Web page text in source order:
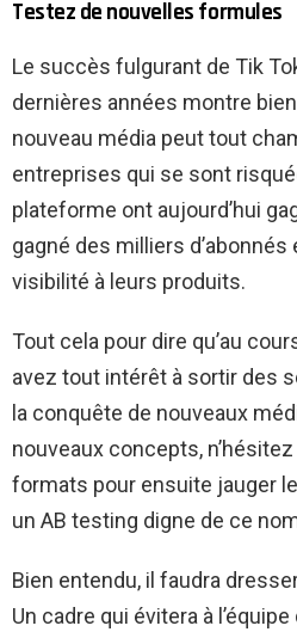
Testez de nouvelles formules
Le succès fulgurant de Tik
dernières années montre bien
nouveau média peut tout
entreprises qui se sont
plateforme ont aujourd’hui
gagné des milliers
visibilité à leurs produits.
Tout cela pour dire qu’au
avez tout intérêt à sortir des
la conquête de nouveaux
nouveaux concepts,
formats pour ensuite jauger
un AB testing digne de ce
Bien entendu, il faudra
Un cadre qui évitera à